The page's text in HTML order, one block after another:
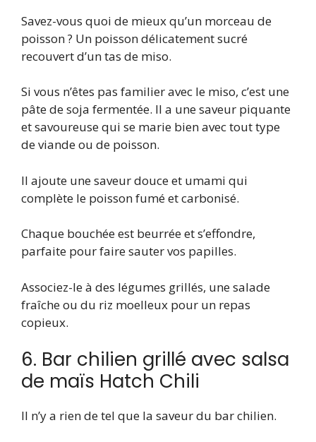
Savez-vous quoi de mieux qu’un morceau de
poisson ? Un poisson délicatement sucré
recouvert d’un tas de miso.
Si vous n’êtes pas familier avec le miso, c’est une
pâte de soja fermentée. Il a une saveur piquante
et savoureuse qui se marie bien avec tout type
de viande ou de poisson.
Il ajoute une saveur douce et umami qui
complète le poisson fumé et carbonisé.
Chaque bouchée est beurrée et s’effondre,
parfaite pour faire sauter vos papilles.
Associez-le à des légumes grillés, une salade
fraîche ou du riz moelleux pour un repas
copieux.
6. Bar chilien grillé avec salsa
de maïs Hatch Chili
Il n’y a rien de tel que la saveur du bar chilien.